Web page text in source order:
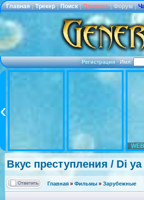
Главная | Трекер | Поиск | Правила | Форум |
Регистрация·Имя:
Вкус преступления / Di ya
Главная » Фильмы » Зарубежные